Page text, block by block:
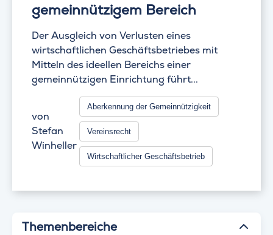
gemeinnützigem Bereich
Der Ausgleich von Verlusten eines
wirtschaftlichen Geschäftsbetriebes mit
Mitteln des ideellen Bereichs einer
gemeinnützigen Einrichtung führt...
von
Stefan
Winheller
Aberkennung der Gemeinnützigkeit
Vereinsrecht
Wirtschaftlicher Geschäftsbetrieb
Themenbereiche